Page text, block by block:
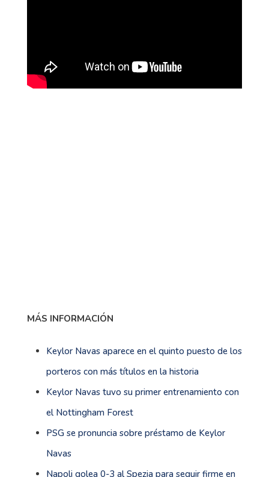
MÁS INFORMACIÓN
Keylor Navas aparece en el quinto puesto de los
porteros con más títulos en la historia
Keylor Navas tuvo su primer entrenamiento con
el Nottingham Forest
PSG se pronuncia sobre préstamo de Keylor
Navas
Napoli golea 0-3 al Spezia para seguir firme en